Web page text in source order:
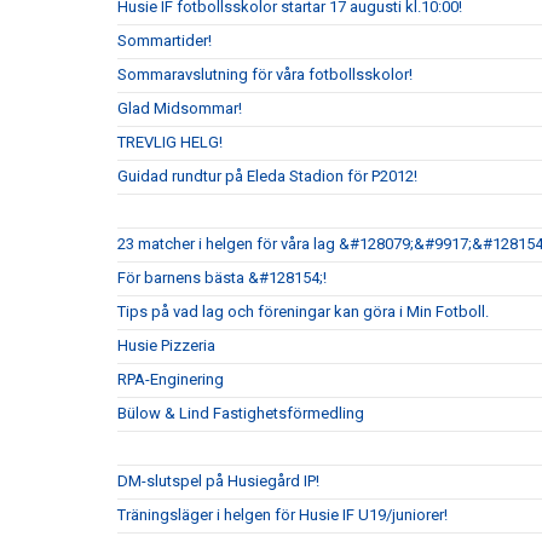
Husie IF fotbollsskolor startar 17 augusti kl.10:00!
Sommartider!
Sommaravslutning för våra fotbollsskolor!
Glad Midsommar!
TREVLIG HELG!
Guidad rundtur på Eleda Stadion för P2012!
23 matcher i helgen för våra lag
För barnens bästa &#128154;!
Tips på vad lag och föreningar kan göra i Min Fotboll.
Husie Pizzeria
RPA-Enginering
Bülow & Lind Fastighetsförmedling
DM-slutspel på Husiegård IP!
Träningsläger i helgen för Husie IF U19/juniorer!